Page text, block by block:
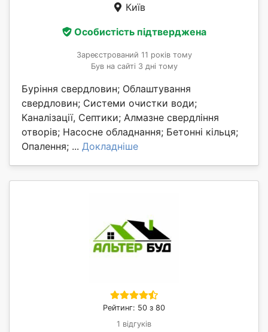
Київ
Особистість підтверджена
Зареєстрований 11 років тому
Був на сайті 3 дні тому
Буріння свердловин; Облаштування
свердловин; Системи очистки води;
Каналізації, Септики; Алмазне свердління
отворів; Насосне обладнання; Бетонні кільця;
Опалення; ... Докладніше
Рейтинг: 50 з 80
1 відгуків